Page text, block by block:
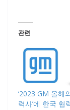
관련
‘2023 GM 올해
력사’에 한국 협